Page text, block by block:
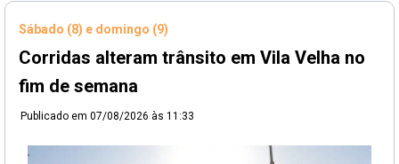
Sábado (8) e domingo (9)
Corridas alteram trânsito em Vila Velha no
fim de semana
Publicado em 07/08/2026 às 11:33